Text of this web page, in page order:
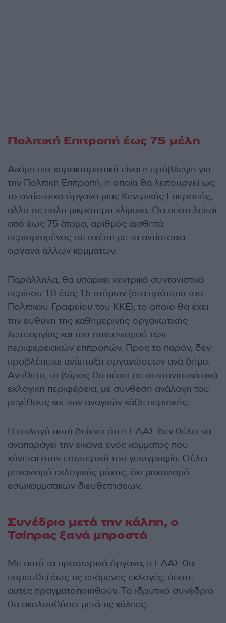
Πολιτική Επιτροπή έως 75 μέλη
Ακόμη πιο χαρακτηριστική είναι η πρόβλεψη για
την Πολιτική Επιτροπή, η οποία θα λειτουργεί ως
το αντίστοιχο όργανο μιας Κεντρικής Επιτροπής,
αλλά σε πολύ μικρότερη κλίμακα. Θα αποτελείται
από έως 75 άτομα, αριθμός αισθητά
περιορισμένος σε σχέση με τα αντίστοιχα
όργανα άλλων κομμάτων.
Παράλληλα, θα υπάρχει κεντρικό συντονιστικό
περίπου 10 έως 15 ατόμων (στα πρότυπα του
Πολιτικού Γραφείου του ΚΚΕ), το οποίο θα έχει
την ευθύνη της καθημερινής οργανωτικής
λειτουργίας και του συντονισμού των
περιφερειακών επιτροπών. Προς το παρόν, δεν
προβλέπεται ανάπτυξη οργανώσεων ανά δήμο.
Αντίθετα, το βάρος θα πέσει σε συντονιστικά ανά
εκλογική περιφέρεια, με σύνθεση ανάλογη του
μεγέθους και των αναγκών κάθε περιοχής.
Η επιλογή αυτή δείχνει ότι η ΕΛΑΣ δεν θέλει να
αναπαράγει την εικόνα ενός κόμματος που
χάνεται στην εσωτερική του γεωγραφία. Θέλει
μηχανισμό εκλογικής μάχης, όχι μηχανισμό
εσωκομματικών διευθετήσεων.
Συνέδριο μετά την κάλπη, ο
Τσίπρας ξανά μπροστά
Με αυτά τα προσωρινά όργανα, η ΕΛΑΣ θα
πορευθεί έως τις επόμενες εκλογές, όποτε
αυτές πραγματοποιηθούν. Το ιδρυτικό συνέδριο
θα ακολουθήσει μετά τις κάλπες.